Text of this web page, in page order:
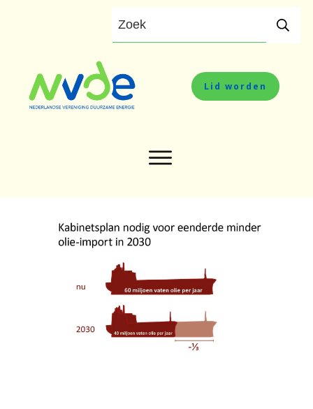
Lid worden